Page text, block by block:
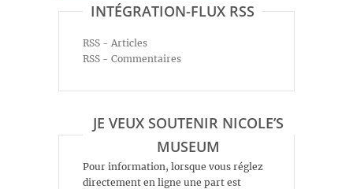
INTÉGRATION-FLUX RSS
RSS - Articles
RSS - Commentaires
JE VEUX SOUTENIR NICOLE’S
MUSEUM
Pour information, lorsque vous réglez
directement en ligne une part est